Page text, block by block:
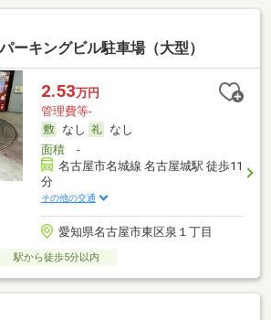
ーキングビル駐車場（大型）
2.53万円
管理費等-
なし
なし
面積-
名古屋市名城線 名古屋城駅 徒歩11
分
その他の交通
愛知県名古屋市東区泉１丁目
駅から徒歩5分以内